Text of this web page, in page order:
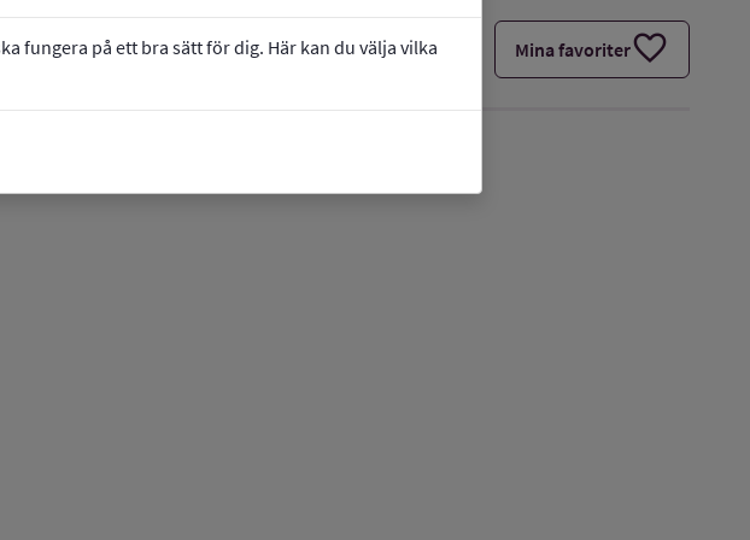
fungera på ett bra sätt för dig. Här kan du välja vilka
Mina favoriterfavorite